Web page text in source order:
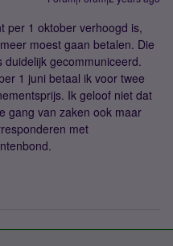
per 1 oktober verhoogd is,
moest gaan betalen. Die
gecommuniceerd.
1 juni betaal ik voor twee
Ik geloof niet dat
gang van zaken ook maar
met